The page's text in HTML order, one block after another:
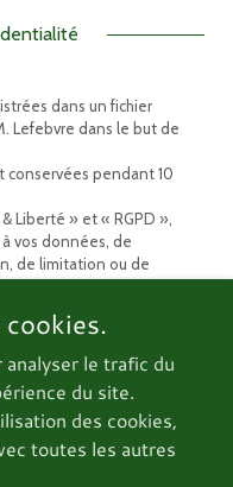
dans un fichier
Lefebvre dans le but de
conservées pendant 10
Liberté » et « RGPD »,
vos données, de
de limitation ou de
la liste d'opposition au
laquelle vous pouvez
le trafic du
du site.
des cookies,
toutes les autres